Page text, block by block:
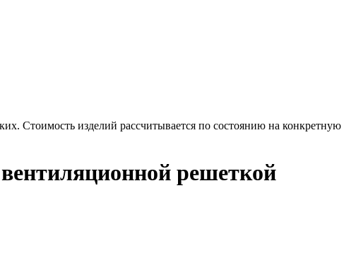
Стоимость изделий рассчитывается по состоянию на конкретную
решеткой